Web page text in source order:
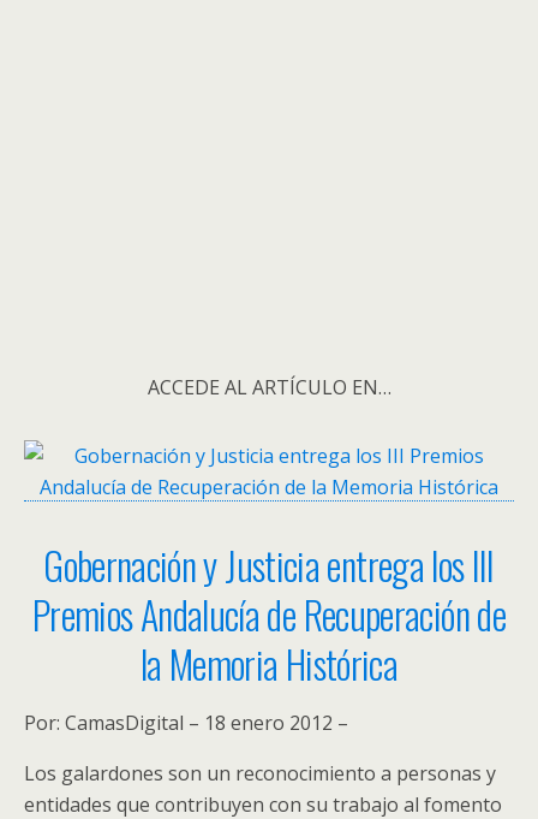
ACCEDE AL ARTÍCULO EN…
Gobernación y Justicia entrega los III
Premios Andalucía de Recuperación de
la Memoria Histórica
Por: CamasDigital – 18 enero 2012 –
Los galardones son un reconocimiento a personas y
entidades que contribuyen con su trabajo al fomento